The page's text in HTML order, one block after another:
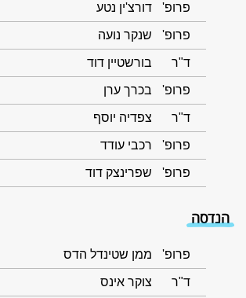
פרופ' דורצ'ין נטע
פרופ' שנקר נועה
ד"ר בורשטיין דוד
פרופ' בכרך ערן
ד"ר צפדיה יוסף
פרופ' רכבי עודד
פרופ' שפרינצק דוד
הנדסה
פרופ' ממן שטינדל הדס
ד"ר צוקר אינס